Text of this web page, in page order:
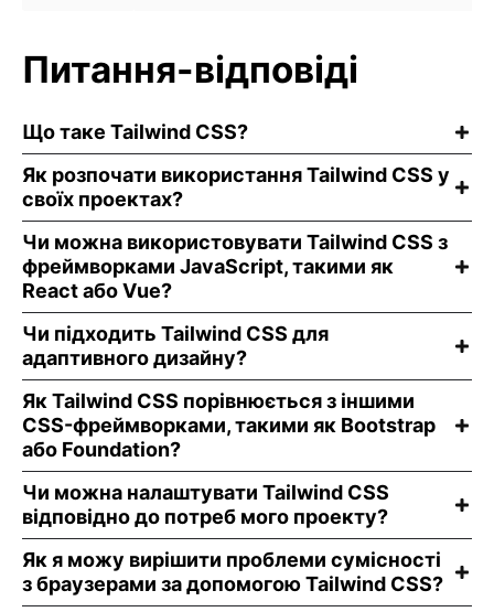
Питання-відповіді
Що таке Tailwind CSS?
Як розпочати використання Tailwind CSS у
своїх проектах?
Чи можна використовувати Tailwind CSS з
фреймворками JavaScript, такими як
React або Vue?
Чи підходить Tailwind CSS для
адаптивного дизайну?
Як Tailwind CSS порівнюється з іншими
CSS-фреймворками, такими як Bootstrap
або Foundation?
Чи можна налаштувати Tailwind CSS
відповідно до потреб мого проекту?
Як я можу вирішити проблеми сумісності
з браузерами за допомогою Tailwind CSS?